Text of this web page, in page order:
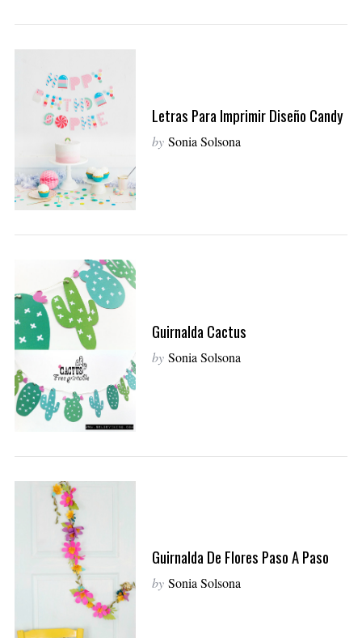
Letras Para Imprimir Diseño Candy
by Sonia Solsona
Guirnalda Cactus
by Sonia Solsona
Guirnalda De Flores Paso A Paso
by Sonia Solsona